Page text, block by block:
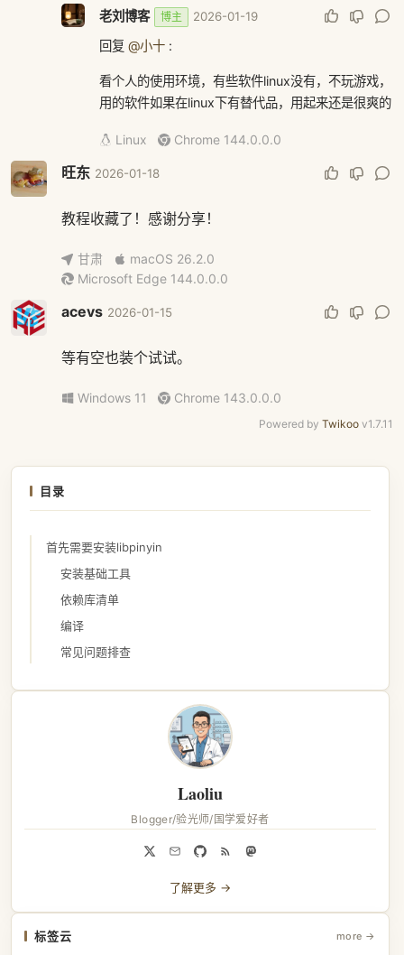
老刘博客 博主 2026-01-19
回复 @小十:
看个人的使用环境，有些软件linux没有，不玩游戏，
用的软件如果在linux下有替代品，用起来还是很爽的
Linux Chrome 144.0.0.0
旺东 2026-01-18
教程收藏了！感谢分享！
甘肃
macOS 26.2.0
Microsoft Edge 144.0.0.0
acevs 2026-01-15
等有空也装个试试。
Windows 11 Chrome 143.0.0.0
Powered by Twikoo v1.7.11
Laoliu
Blogger/验光师/国学爱好者
了解更多 →
标签云 more →
目录
首先需要安装libpinyin
安装基础工具
依赖库清单
编译
常见问题排查